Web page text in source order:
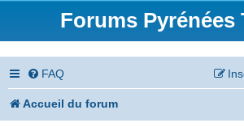
Forums Pyrénées
FAQ
Accueil du forum